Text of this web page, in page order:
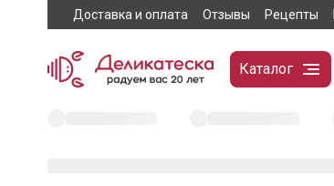
Доставка и оплата Отзывы Рецепты
Каталог